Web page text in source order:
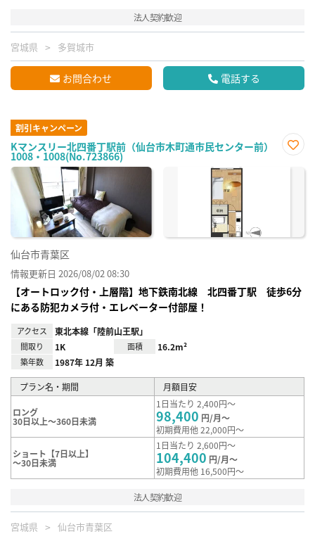
法人契約歓迎
宮城県 多賀城市
お問合わせ 電話する
割引キャンペーン
Kマンスリー北四番丁駅前（仙台市木町通市民センター前）
1008・1008(No.723866)
に入
仙台市青葉区
情報更新日 2026/08/02 08:30
【オートロック付・上層階】地下鉄南北線 北四番丁駅 徒歩6分
にある防犯カメラ付・エレベーター付部屋！
アクセス 東北本線「陸前山王駅」
間取り 1K 面積 16.2m²
築年数 1987年 12月 築
プラン名・期間 月額目安
ロング
30日以上～360日未満
1日当たり 2,400円～
98,400 円/月～
初期費用他 22,000円～
ショート【7日以上】
～30日未満
1日当たり 2,600円～
104,400 円/月～
初期費用他 16,500円～
法人契約歓迎
宮城県 仙台市青葉区